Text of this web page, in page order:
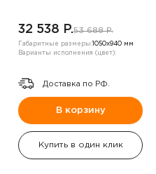
32 538 P.53 688 P.
Габаритные размеры: 1050х940 мм
Варианты исполнения (цвет):
Доставка по РФ.
В корзину
Купить в один клик